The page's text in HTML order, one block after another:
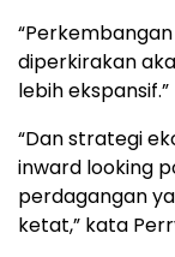
diperkirakan
lebih ekspansif.”
“Dan strategi
inward looking
perdagangan
ketat,” kata